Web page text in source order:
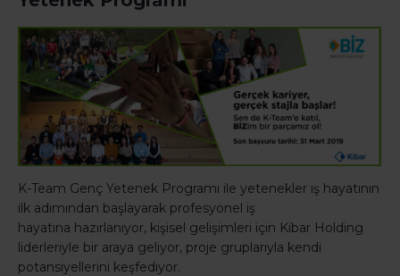
K-Team Genç Yetenek Programı ile yetenekler iş hayatının
ilk adımından başlayarak profesyonel iş
hayatına hazırlanıyor, kişisel gelişimleri için Kibar Holding
liderleriyle bir araya geliyor, proje gruplarıyla kendi
potansiyellerini keşfediyor.